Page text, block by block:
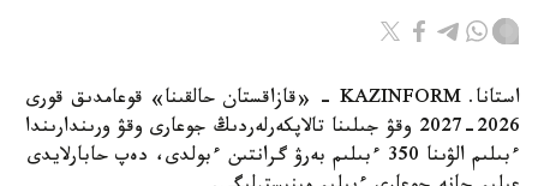
استانا. KAZINFORM - «قازاقستان حالقىنا» قوعامدىق قورى
2026-2027 وقۋ جىلىنا تالاپكەرلەردىڭ جوعارى وقۋ ورىندارىندا
ءبىلىم الۋىنا 350 ءبىلىم بەرۋ گرانتىن ءبولدى، دەپ حابارلايدى